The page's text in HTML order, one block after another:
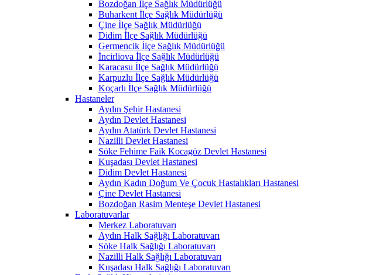
Bozdoğan İlçe Sağlık Müdürlüğü
Buharkent İlçe Sağlık Müdürlüğü
Çine İlçe Sağlık Müdürlüğü
Didim İlçe Sağlık Müdürlüğü
Germencik İlçe Sağlık Müdürlüğü
İncirliova İlçe Sağlık Müdürlüğü
Karacasu İlçe Sağlık Müdürlüğü
Karpuzlu İlçe Sağlık Müdürlüğü
Koçarlı İlçe Sağlık Müdürlüğü
Hastaneler
Aydın Şehir Hastanesi
Aydın Devlet Hastanesi
Aydın Atatürk Devlet Hastanesi
Nazilli Devlet Hastanesi
Söke Fehime Faik Kocagöz Devlet Hastanesi
Kuşadası Devlet Hastanesi
Didim Devlet Hastanesi
Aydın Kadın Doğum Ve Çocuk Hastalıkları Hastanesi
Çine Devlet Hastanesi
Bozdoğan Rasim Menteşe Devlet Hastanesi
Laboratuvarlar
Merkez Laboratuvarı
Aydın Halk Sağlığı Laboratuvarı
Söke Halk Sağlığı Laboratuvarı
Nazilli Halk Sağlığı Laboratuvarı
Kuşadası Halk Sağlığı Laboratuvarı